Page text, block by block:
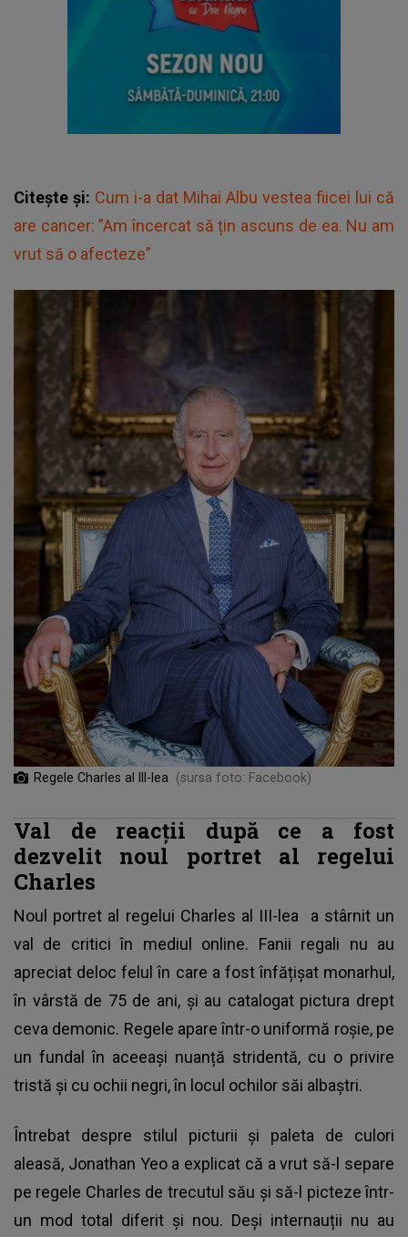
Citește și: Cum i-a dat Mihai Albu vestea fiicei lui că
are cancer: ”Am încercat să țin ascuns de ea. Nu am
vrut să o afecteze”
Regele Charles al III-lea (sursa foto: Facebook)
Val de reacții după ce a fost
dezvelit noul portret al regelui
Charles
Noul portret al regelui Charles al III-lea
a stârnit un
val de critici în mediul online. Fanii regali nu au
apreciat deloc felul în care a fost înfățișat monarhul,
în vârstă de 75 de ani, și au catalogat pictura drept
ceva demonic. Regele apare într-o uniformă roșie, pe
un fundal în aceeași nuanță stridentă, cu o privire
tristă și cu ochii negri, în locul ochilor săi albaștri.
Întrebat despre stilul picturii și paleta de culori
aleasă, Jonathan Yeo a explicat că a vrut să-l separe
pe regele Charles de trecutul său și să-l picteze într-
un mod total diferit și nou. Deși internauții nu au